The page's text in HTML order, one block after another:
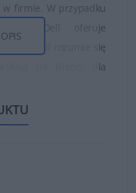
firmie. W przypadku
firma Dell oferuje
firmie Dell rozumie się
się klienci, dla
funkcje zarządzania).
i rozwiązań